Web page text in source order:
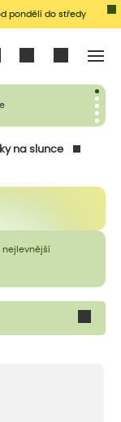
pondělí do středy
na slunce
nejlevnější